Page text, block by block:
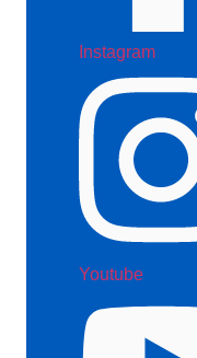
Instagram
Youtube